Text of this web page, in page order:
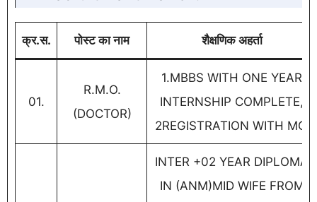
क्र.स. पोस्ट का नाम शैक्षणिक अहर्ता
01.
R.M.O.
(DOCTOR)
1.MBBS WITH ONE YEAR
INTERNSHIP COMPLETE,
2REGISTRATION WITH MCI
INTER +02 YEAR DIPLOMA
IN (ANM)MID WIFE FROM